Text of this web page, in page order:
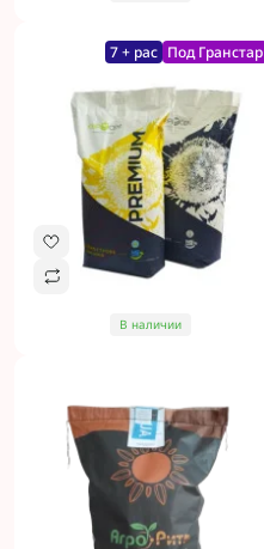
7 + рас Под Гранстар
В наличии